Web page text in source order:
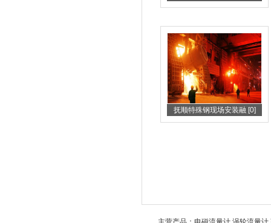
抚顺特殊钢现场安装融 [0]